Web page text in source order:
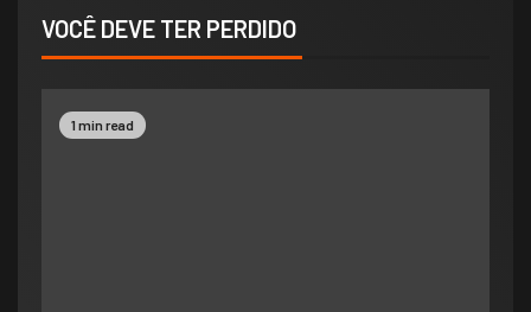
VOCÊ DEVE TER PERDIDO
1 min read